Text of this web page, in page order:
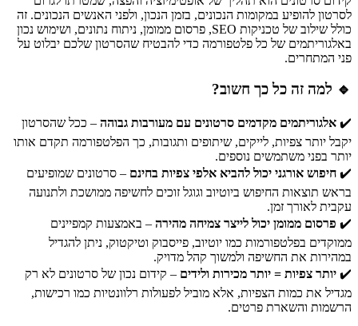
לסרטון להופיע במקומות הנכונים, בזמן הנכון, ולפני האנשים הנכונים. זה
כולל שילוב של טכניקות SEO, פרסום ממומן, ניתוח נתונים, ושימוש נכון
באלגוריתמים של כל פלטפורמה כדי להבטיח שהסרטון שלכם יבלוט על
פני המתחרים.
🔹 למה זה כל כך חשוב?
✔️ אלגוריתמים מקדמים סרטונים עם מעורבות גבוהה – ככל שהסרטון
יקבל יותר צפיות, לייקים, שיתופים ותגובות, כך הפלטפורמה תקדם אותו
יותר בפני משתמשים נוספים.
✔️ חיפוש אורגני יכול להביא אלפי צפיות בחינם – סרטונים שמופיעים
בראש תוצאות החיפוש ביוטיוב וגוגל זוכים לחשיפה ממושכת ולתנועה
עקבית לאורך זמן.
✔️ פרסום ממומן יכול לייצר צמיחה מהירה – באמצעות קמפיינים
ממוקדים בפלטפורמות כמו יוטיוב, פייסבוק וטיקטוק, ניתן להגדיל
במהירות את החשיפה ולמשוך קהל מדויק.
✔️ יותר צפיות = יותר מכירות ולידים – קידום נכון של סרטונים לא רק
מגדיל את כמות הצפיות, אלא מוביל לפעולות רלוונטיות כמו רכישות,
הרשמות והשארת פרטים.